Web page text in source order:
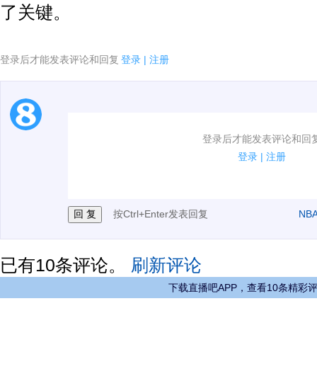
了关键。
登录后才能发表评论和回复 登录 | 注册
登录后才能发表评论和回
登录 | 注册
1.电脑端新用户可以发表评论了！
按Ctrl+Enter发表回复
已有10条评论。 刷新评论
下载直播吧APP，查看10条精彩